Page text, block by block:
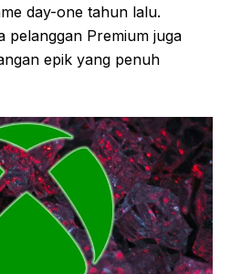
day-one tahun lalu.
pelanggan Premium juga
epik yang penuh